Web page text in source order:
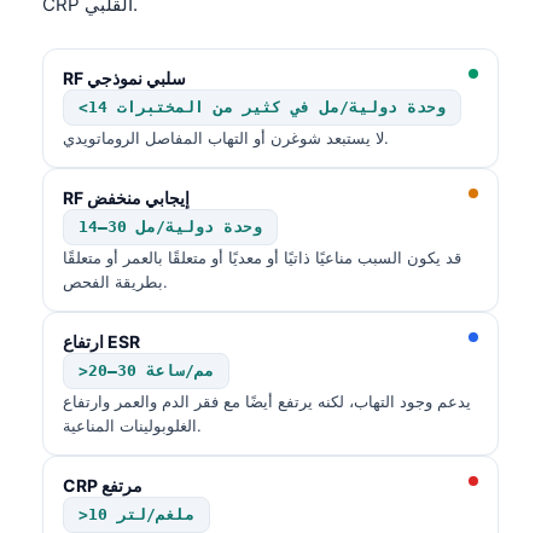
RF سلبي نموذجي
<14 وحدة دولية/مل في كثير من المختبرات
لا يستبعد شوغرن أو التهاب المفاصل الروماتويدي.
RF إيجابي منخفض
14–30 وحدة دولية/مل
قد يكون السبب مناعيًا ذاتيًا أو معديًا أو متعلقًا بالعمر أو متعلقًا
بطريقة الفحص.
ارتفاع ESR
>20–30 مم/ساعة
يدعم وجود التهاب، لكنه يرتفع أيضًا مع فقر الدم والعمر وارتفاع
الغلوبولينات المناعية.
CRP مرتفع
>10 ملغم/لتر